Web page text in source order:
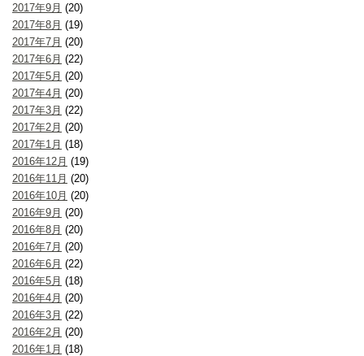
2017年9月 (20)
2017年8月 (19)
2017年7月 (20)
2017年6月 (22)
2017年5月 (20)
2017年4月 (20)
2017年3月 (22)
2017年2月 (20)
2017年1月 (18)
2016年12月 (19)
2016年11月 (20)
2016年10月 (20)
2016年9月 (20)
2016年8月 (20)
2016年7月 (20)
2016年6月 (22)
2016年5月 (18)
2016年4月 (20)
2016年3月 (22)
2016年2月 (20)
2016年1月 (18)